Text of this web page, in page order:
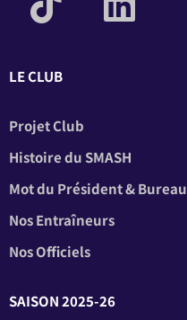
LE CLUB
Projet Club
Histoire du SMASH
Mot du Président & Bureau
Nos Entraîneurs
Nos Officiels
SAISON 2025-26